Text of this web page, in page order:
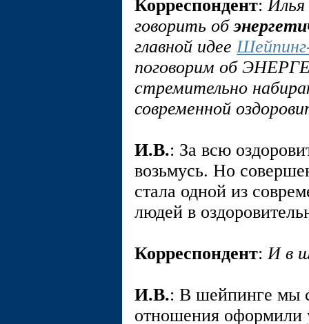
Корреспондент:
говорить об
главной идее
поговорим об
стремительно
современной
И.В.: За всю
возьмусь. Но
стала одной из
людей в
Корреспондент:И в
И.В.: В шейпинге мы
отношения